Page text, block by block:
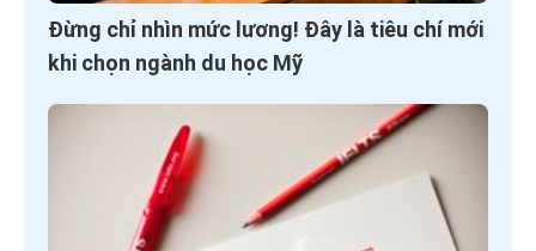
Đừng chỉ nhìn mức lương! Đây là tiêu chí mới
khi chọn ngành du học Mỹ